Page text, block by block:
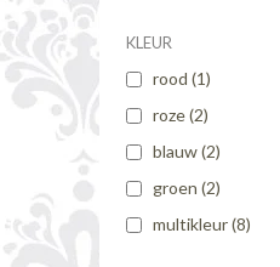
KLEUR
rood (1)
roze(2)
blauw(2)
groen (2)
multikleur(8)